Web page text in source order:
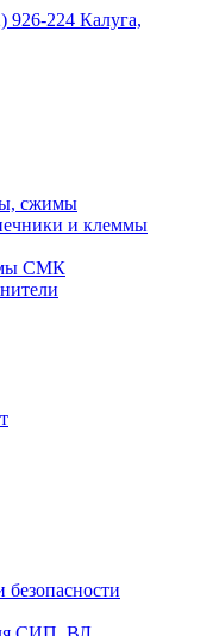
926-224 Калуга,
сжимы
и клеммы
СМК